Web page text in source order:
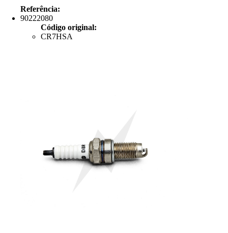
Referência:
90222080
Código original:
CR7HSA